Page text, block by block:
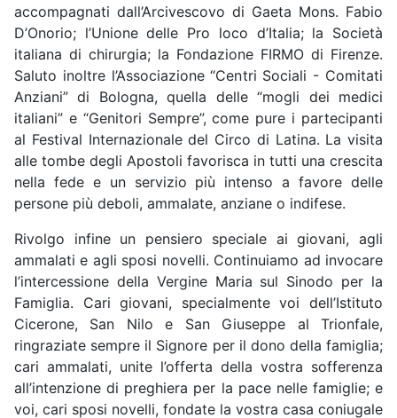
accompagnati dall’Arcivescovo di Gaeta Mons. Fabio
D’Onorio; l’Unione delle Pro loco d’Italia; la Società
italiana di chirurgia; la Fondazione FIRMO di Firenze.
Saluto inoltre l’Associazione “Centri Sociali - Comitati
Anziani” di Bologna, quella delle “mogli dei medici
italiani” e “Genitori Sempre”, come pure i partecipanti
al Festival Internazionale del Circo di Latina. La visita
alle tombe degli Apostoli favorisca in tutti una crescita
nella fede e un servizio più intenso a favore delle
persone più deboli, ammalate, anziane o indifese.
Rivolgo infine un pensiero speciale ai giovani, agli
ammalati e agli sposi novelli. Continuiamo ad invocare
l’intercessione della Vergine Maria sul Sinodo per la
Famiglia. Cari giovani, specialmente voi dell’Istituto
Cicerone, San Nilo e San Giuseppe al Trionfale,
ringraziate sempre il Signore per il dono della famiglia;
cari ammalati, unite l’offerta della vostra sofferenza
all’intenzione di preghiera per la pace nelle famiglie; e
voi, cari sposi novelli, fondate la vostra casa coniugale